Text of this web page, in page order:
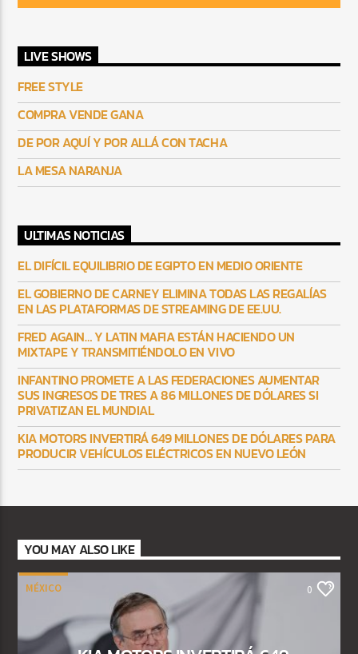
LIVE SHOWS
FREE STYLE
COMPRA VENDE GANA
DE POR AQUÍ Y POR ALLÁ CON TACHA
LA MESA NARANJA
ULTIMAS NOTICIAS
EL DIFÍCIL EQUILIBRIO DE EGIPTO EN MEDIO ORIENTE
EL GOBIERNO DE CARNEY ELIMINA TODAS LAS REGALÍAS
EN LAS PLATAFORMAS DE STREAMING DE EE.UU.
FRED AGAIN… Y LATIN MAFIA ESTÁN HACIENDO UN
MIXTAPE Y TRANSMITIÉNDOLO EN VIVO
INFANTINO PROMETE A LAS FEDERACIONES AUMENTAR
SUS INGRESOS DE TRES A 86 MILLONES DE DÓLARES SI
PRIVATIZAN EL MUNDIAL
KIA MOTORS INVERTIRÁ 649 MILLONES DE DÓLARES PARA
PRODUCIR VEHÍCULOS ELÉCTRICOS EN NUEVO LEÓN
YOU MAY ALSO LIKE
MÉXICO 0